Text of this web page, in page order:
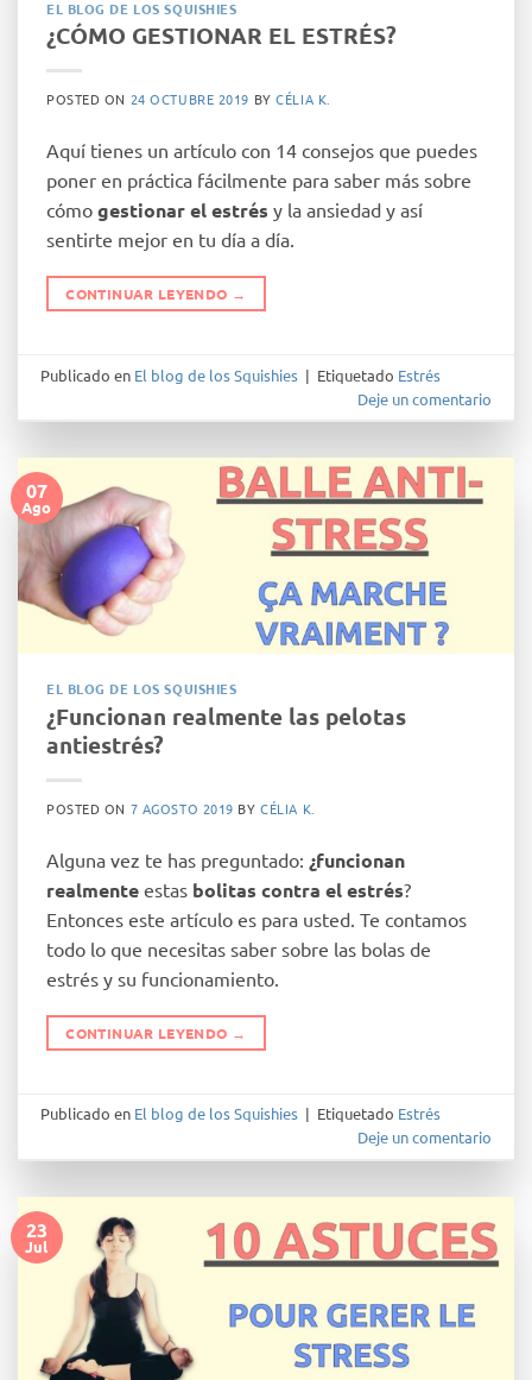
EL BLOG DE LOS SQUISHIES
¿CÓMO GESTIONAR EL ESTRÉS?
POSTED ON 24 OCTUBRE 2019 BYCÉLIA K.
Aquí tienes un artículo con 14 consejos que puedes
poner en práctica fácilmente para saber más sobre
cómo gestionar el estrés y la ansiedad y así
sentirte mejor en tu día a día.
CONTINUAR LEYENDO →
Publicado en El blog de los Squishies | Etiquetado Estrés
Deje un comentario
07
Ago
EL BLOG DE LOS SQUISHIES
¿Funcionan realmente las pelotas
antiestrés?
POSTED ON 7 AGOSTO 2019 BYCÉLIA K.
Alguna vez te has preguntado: ¿funcionan
realmente estas bolitas contra el estrés?
Entonces este artículo es para usted. Te contamos
todo lo que necesitas saber sobre las bolas de
estrés y su funcionamiento.
CONTINUAR LEYENDO →
Publicado en El blog de los Squishies | Etiquetado Estrés
Deje un comentario
23
Jul